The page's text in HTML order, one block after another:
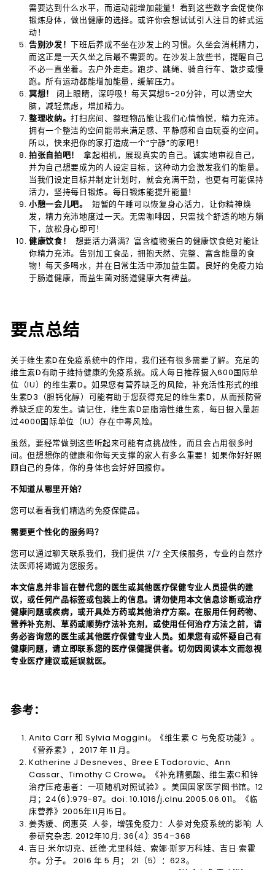
需要达到什么水平，而运动能增加能量！看到这些数字会促使你
锻炼身体，做出健康的选择。或许你会想试试引人注目的蚌式运
动！
告别沙发！下班后养成不坐在沙发上的习惯。久坐会消耗精力，
而这正是一天久坐之后最不需要的。在沙发上放些书，提醒自己
不必一直坐着。去户外走走。跑步、跳绳、骑自行车、散步或慢
跑。所有运动都能增加能量，缓解压力。
冥想！
闭上眼睛，深呼吸！每天冥想5-20分钟，可以清空大
脑，减轻焦虑，增加精力。
整理收纳。打扫房间、整理物品能让我们心情愉悦，精力充沛。
拥有一个整洁的空间能带来满足感、平静感和自由玩耍的空间。
所以，快来把你的家打造成一个“宁静”的家吧！
拍张自拍吧！
拿起相机，展现真实的自己。诚实地审视自己，
并为自己想要成为的人设定目标，这种动力会激发我们的能量。
当我们设定目标并制定计划时，就会充满干劲，也更有可能保持
活力，坚持每日锻炼。每日锻炼能提升能量！
小憩一会儿吧。
短暂的午睡可以恢复身心活力，让你精神焕
发，精力充沛地度过一天。无需咖啡因，只需找个舒适的地方躺
下，放松身心即可！
健康饮食！
想要活力满满？富含植物蛋白的健康饮食绝对能让
你精力充沛。告别加工食品，拥抱天然、完整、富含能量的食
物！每天多喝水，并在日常生活中添加益生菌。良好的免疫力始
于肠道健康，而益生菌对肠道健康大有裨益。
要点总结
关于维生素D在免疫系统中的作用，我们还有很多需要了解。充足的
维生素D有助于维持健康的免疫系统。成人每日推荐摄入600国际单
位（IU）的维生素D。如果您有营养缺乏的风险，补充活性形式的维
生素D3（胆钙化醇）可能有助于您获得充足的维生素D，从而预防营
养缺乏症的发生。请记住，维生素D是脂溶性维生素，每日摄入量超
过4000国际单位（IU）存在中毒风险。
虽然，要经常做到这些听起来可能有点挑战性，而且会占用很多时
间。但想想你的健康和你每天支撑的家人有多么重要！如果你好好照
顾自己的身体，你的身体也会好好回报你。
不知道从哪里开始？
您可以看看我们精选的免疫保健品。
需要更个性化的服务吗？
您可以通过聊天联系我们，我们提供 7/7 全天候服务，专业的自然疗
法医师将竭诚为您服务。
本文信息并非旨在替代您的医生或其他医疗保健专业人员提供的建
议，或任何产品标签或包装上的信息。请勿使用本文信息诊断或治疗
健康问题或疾病，或开具处方药或其他治疗方案。在服用任何药物、
营养补充剂、草药或顺势疗法补充剂，或使用任何治疗方法之前，请
务必咨询您的医生或其他医疗保健专业人员。如果您有或怀疑自己有
健康问题，请立即联系您的医疗保健提供者。切勿因阅读本文而忽视
专业医疗建议或延误就医。
参考：
Anita Carr 和 Sylvia Maggini。《维生素 C 与免疫功能》。
《营养素》，2017 年 11 月。
Katherine J Desneves、Bree E Todorovic、Ann
Cassar、Timothy C Crowe。《补充精氨酸、维生素C和锌
治疗压疮患者：一项随机对照试验》。美国国家医学图书馆。12
月；24(6):979-87。doi: 10.1016/j.clnu.2005.06.011。《临
床营养》2005年11月15日。
姜秀媛、闵惠英. 人参，增强免疫力：人参对免疫系统的影响. 人
参研究杂志. 2012年10月; 36(4): 354–368
吉日·米尔切克、廷德·尤里科娃、索娜·斯罗万科娃、吉日·索霍
尔。分子。 2016 年 5 月； 21（5）：623。